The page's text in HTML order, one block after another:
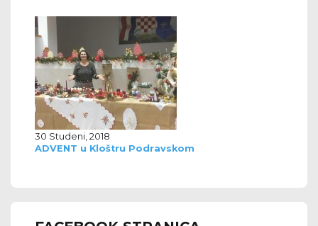
30 Studeni, 2018
ADVENT u Kloštru Podravskom